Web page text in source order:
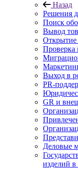
Назад
Решения
Поиск
Вывод
Открытие
Проверка
Выход в
PR-
GR и
Деловые
изделий